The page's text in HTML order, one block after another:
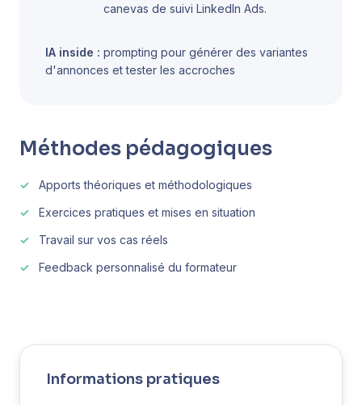
canevas de suivi LinkedIn Ads.
IA inside : prompting pour générer des variantes
d'annonces et tester les accroches
Méthodes pédagogiques
Apports théoriques et méthodologiques
Exercices pratiques et mises en situation
Travail sur vos cas réels
Feedback personnalisé du formateur
Informations pratiques